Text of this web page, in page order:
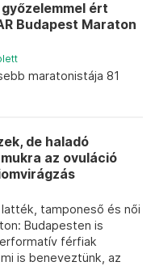
ért
Budapest Maraton
maratonistája 81
de haladó
az ovuláció
tamponeső és női
Budapesten is
férfiak
is beneveztünk, az